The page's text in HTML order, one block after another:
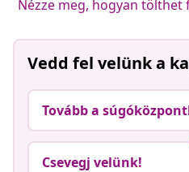
Nézze meg, hogyan tölthet
Vedd fel velünk a
Tovább a
Csevegj velünk!